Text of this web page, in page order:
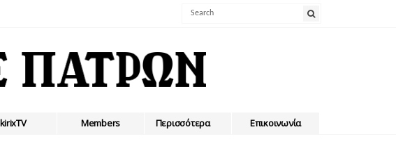
kirixTV Members Περισσότερα Επικοινωνία